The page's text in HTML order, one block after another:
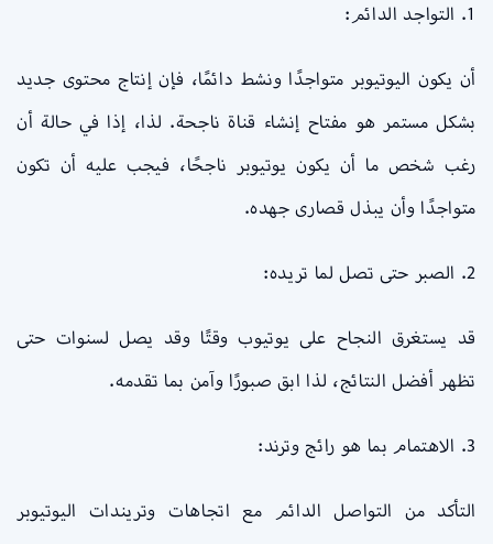
1. التواجد الدائم:
أن يكون اليوتيوبر متواجدًا ونشط دائمًا، فإن إنتاج محتوى جديد
بشكل مستمر هو مفتاح إنشاء قناة ناجحة. لذا، إذا في حالة أن
رغب شخص ما أن يكون يوتيوبر ناجحًا، فيجب عليه أن تكون
متواجدًا وأن يبذل قصارى جهده.
2. الصبر حتى تصل لما تريده:
قد يستغرق النجاح على يوتيوب وقتًا وقد يصل لسنوات حتى
تظهر أفضل النتائج، لذا ابق صبورًا وآمن بما تقدمه.
3. الاهتمام بما هو رائج وترند:
التأكد من التواصل الدائم مع اتجاهات وتريندات اليوتيوبر